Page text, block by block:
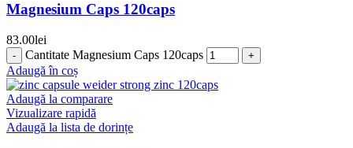
Magnesium Caps 120caps
83.00lei
Cantitate Magnesium Caps 120caps
Adaugă în coș
Adaugă la comparare
Vizualizare rapidă
Adaugă la lista de dorințe